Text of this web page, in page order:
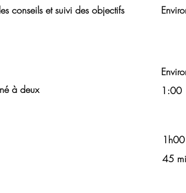
conseils et suivi des objectifs
à deux
1h00
45
1:00